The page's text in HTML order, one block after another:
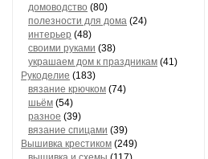
домоводство (80)
полезности для дома (24)
интерьер (48)
своими руками (38)
украшаем дом к праздникам (41)
Рукоделие (183)
вязание крючком (74)
шьём (54)
разное (39)
вязание спицами (39)
Вышивка крестиком (249)